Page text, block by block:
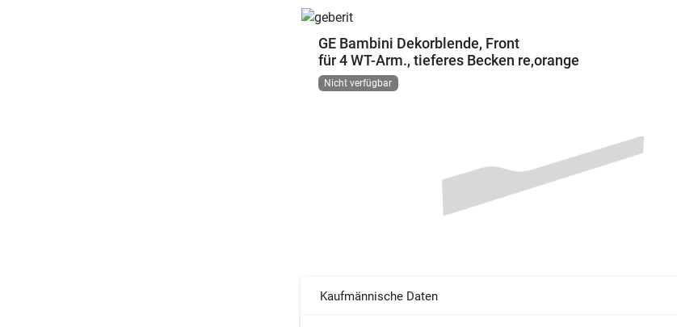
GE Bambini Dekorblende, Front
für 4 WT-Arm., tieferes Becken re,orange
Nicht verfügbar
Kaufmännische Daten